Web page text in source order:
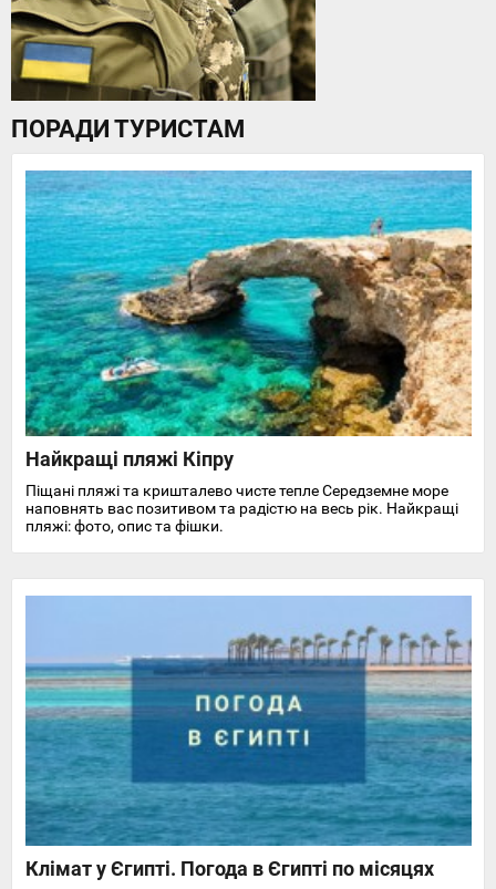
ПОРАДИ ТУРИСТАМ
Найкращі пляжі Кіпру
Піщані пляжі та кришталево чисте тепле Середземне море
наповнять вас позитивом та радістю на весь рік. Найкращі
пляжі: фото, опис та фішки.
Клімат у Єгипті. Погода в Єгипті по місяцях